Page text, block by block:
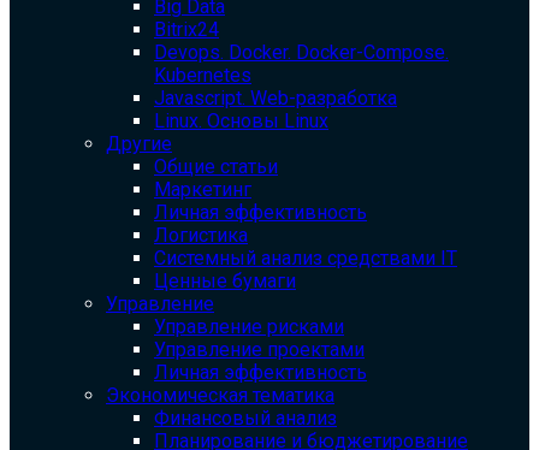
Big Data
Bitrix24
Devops. Docker. Docker-Compose.
Kubernetes
Javascript. Web-разработка
Linux. Основы Linux
Другие
Общие статьи
Маркетинг
Личная эффективность
Логистика
Системный анализ средствами IT
Ценные бумаги
Управление
Управление рисками
Управление проектами
Личная эффективность
Экономическая тематика
Финансовый анализ
Планирование и бюджетирование